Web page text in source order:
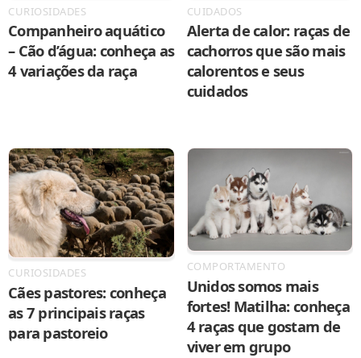
CURIOSIDADES
Companheiro aquático
– Cão d’água: conheça as
4 variações da raça
CUIDADOS
Alerta de calor: raças de
cachorros que são mais
calorentos e seus
cuidados
CURIOSIDADES
Cães pastores: conheça
as 7 principais raças
para pastoreio
COMPORTAMENTO
Unidos somos mais
fortes! Matilha: conheça
4 raças que gostam de
viver em grupo